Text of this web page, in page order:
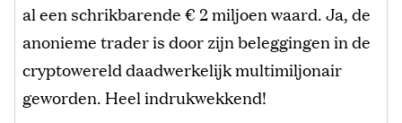
al een schrikbarende € 2 miljoen waard. Ja, de
anonieme trader is door zijn beleggingen in de
cryptowereld daadwerkelijk multimiljonair
geworden. Heel indrukwekkend!